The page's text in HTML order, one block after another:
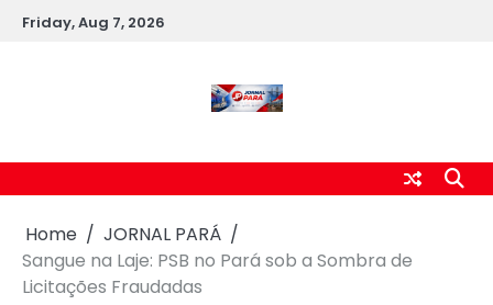
SkipFriday, Aug 7, 2026
Home
JORNAL PARÁ
Sangue na Laje: PSB no Pará sob a Sombra de
Licitações Fraudadas